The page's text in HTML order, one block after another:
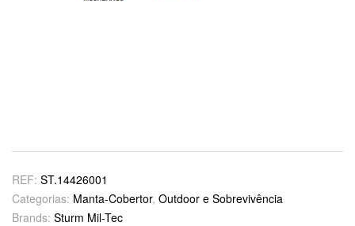
REF: ST.14426001
Categorias: Manta-Cobertor, Outdoor e Sobrevivência
Brands: Sturm Mil-Tec